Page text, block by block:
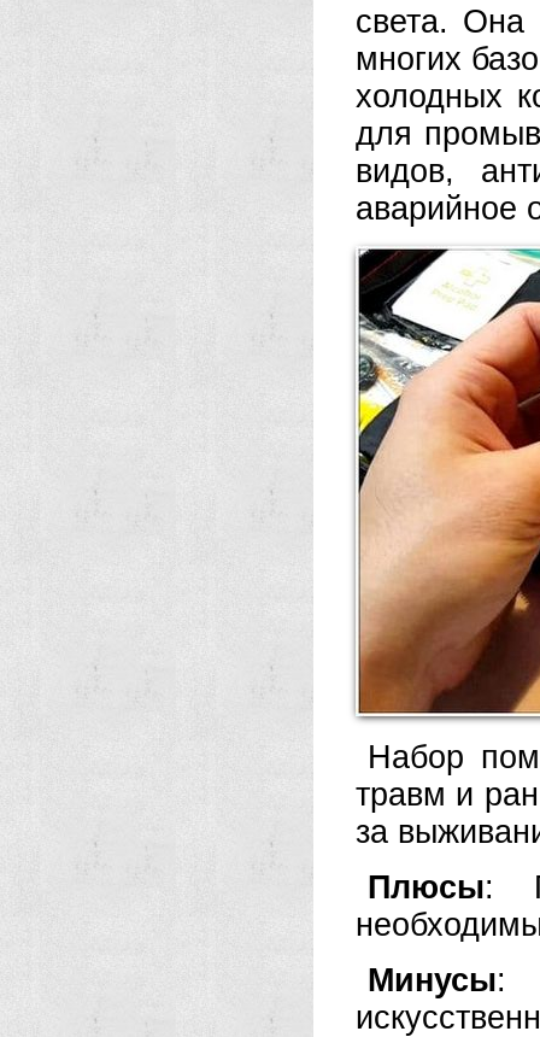
света. Она
многих
холодных
для
видов,
аварийное
Набор
травм и
за
Плюсы:
Минусы: